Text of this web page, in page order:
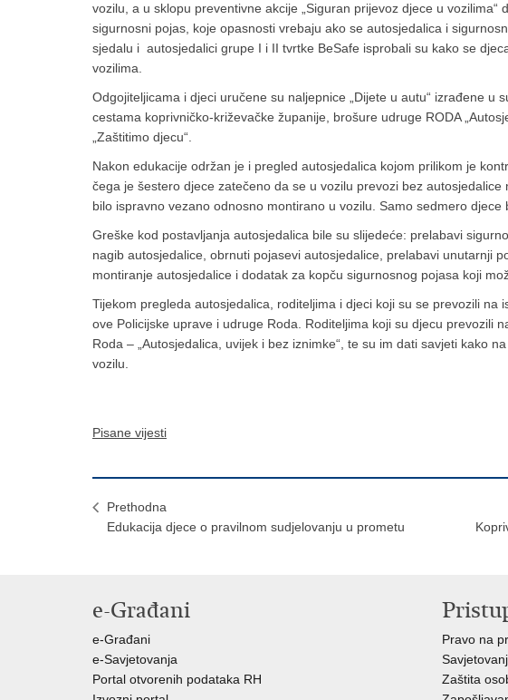
vozilu, a u sklopu preventivne akcije „Siguran prijevoz djece u vozilima“
sigurnosni pojas, koje opasnosti vrebaju ako se autosjedalica i
sjedalu i autosjedalici grupe I i II tvrtke BeSafe isprobali su kako se
vozilima.
Odgojiteljicama i djeci uručene su naljepnice „Dijete u autu“ izrađene u
cestama koprivničko-križevačke županije, brošure udruge RODA
„Zaštitimo djecu“.
Nakon edukacije održan je i pregled autosjedalica kojom prilikom je
čega je šestero djece zatečeno da se u vozilu prevozi bez
bilo ispravno vezano odnosno montirano u vozilu. Samo sedmero
Greške kod postavljanja autosjedalica bile su slijedeće: prelabavi
nagib autosjedalice, obrnuti pojasevi autosjedalice, prelabavi unutarnji
montiranje autosjedalice i dodatak za kopču sigurnosnog pojasa koji
Tijekom pregleda autosjedalica, roditeljima i djeci koji su se prevozili na
ove Policijske uprave i udruge Roda. Roditeljima koji su djecu prevozili
Roda – „Autosjedalica, uvijek i bez iznimke“, te su im dati savjeti kako
vozilu.
Pisane vijesti
Prethodna
Edukacija djece o pravilnom sudjelovanju u prometu
e-Građani
e-Građani
e-Savjetovanja
Portal otvorenih podataka RH
Pravo na
Zaštita